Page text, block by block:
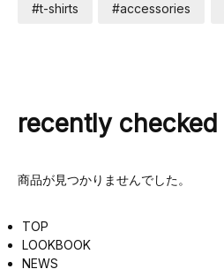
#t-shirts #accessories
recently checked
商品が見つかりませんでした。
TOP
LOOKBOOK
NEWS